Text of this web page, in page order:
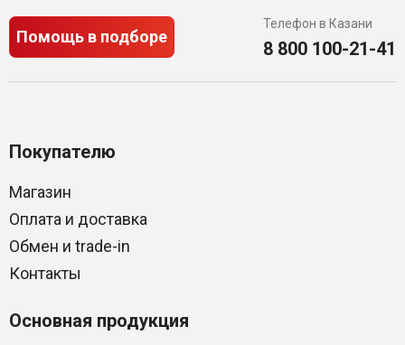
Помощь в подборе
Телефон в Казани
8 800 100-21-41
Покупателю
Магазин
Оплата и доставка
Обмен и trade-in
Контакты
Основная продукция